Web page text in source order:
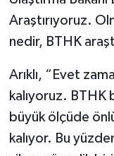
Araştırıyoruz.
nedir, BTHK
Arıklı, “Evet
kalıyoruz. BTHK
büyük ölçüde
kalıyor. Bu